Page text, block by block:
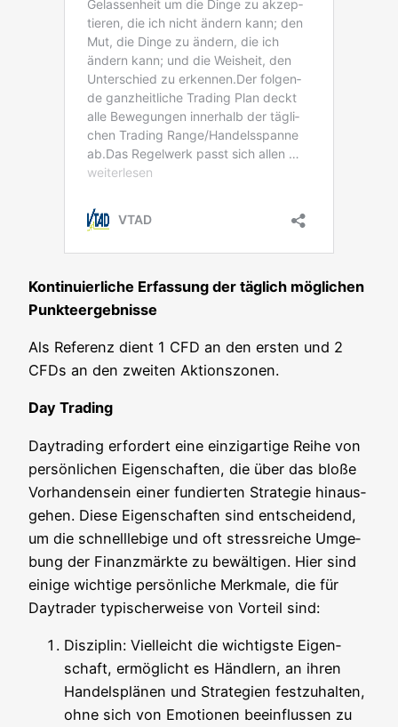
Kon­ti­nu­ier­li­che Erfas­sung der täg­lich mög­li­chen
Punkteergebnisse
Als Refe­renz dient 1 CFD an den ers­ten und 2
CFDs an den zwei­ten Aktionszonen.
Day Tra­ding
Day­tra­ding erfor­dert eine ein­zig­ar­ti­ge Rei­he von
per­sön­li­chen Eigen­schaf­ten, die über das blo­ße
Vor­han­den­sein einer fun­dier­ten Stra­te­gie hin­aus­
ge­hen. Die­se Eigen­schaf­ten sind ent­schei­dend,
um die schnell­le­bi­ge und oft stress­rei­che Umge­
bung der Finanz­märk­te zu bewäl­ti­gen. Hier sind
eini­ge wich­ti­ge per­sön­li­che Merk­ma­le, die für
Day­trader typi­scher­wei­se von Vor­teil sind:
Dis­zi­plin: Viel­leicht die wich­tigs­te Eigen­
schaft, ermög­licht es Händ­lern, an ihren
Han­dels­plä­nen und Stra­te­gien fest­zu­hal­ten,
ohne sich von Emo­tio­nen beein­flus­sen zu